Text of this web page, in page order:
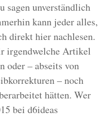
sagen unverständlich
kann jeder alles,
direkt hier nachlesen.
irgendwelche Artikel
oder – abseits von
– noch
hätten. Wer
bei d6ideas